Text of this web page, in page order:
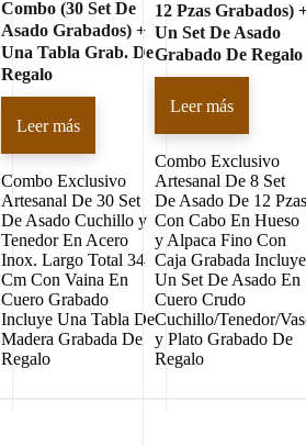
Combo (30 Set De
Asado Grabados) +
Una Tabla Grab. De
Regalo
Leer más
Combo Exclusivo
Artesanal De 30 Set
De Asado Cuchillo y
Tenedor En Acero
Inox. Largo Total 34
Cm Con Vaina En
Cuero Grabado
Incluye Una Tabla De
Madera Grabada De
Regalo
12 Pzas Grabados)
Un Set De Asado
Grabado De Regalo
Leer más
Combo Exclusivo
Artesanal De 8 Set
De Asado De 12
Con Cabo En Hueso
y Alpaca Fino Con
Caja Grabada Incluye
Un Set De Asado En
Cuero Crudo
Cuchillo/Tenedor/
y Plato Grabado De
Regalo